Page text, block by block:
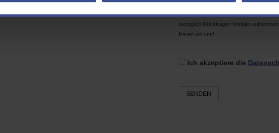
Das Formular enthältkeine Pflichtfelder
senden, möglichst gering halten
bezüglich Rückfragen Kontakt
freuen wir uns!
Ich akzeptiere die
SENDEN